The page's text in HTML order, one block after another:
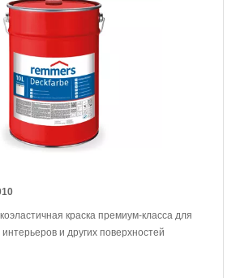
краска премиум-класса для
и других поверхностей